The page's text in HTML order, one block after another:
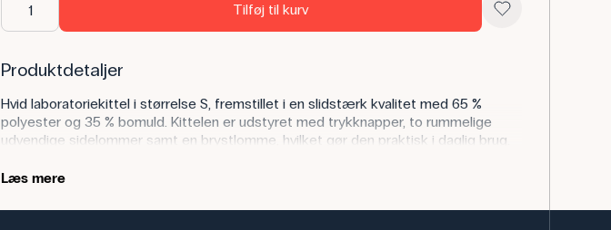
Tilføj til kurv
Produktdetaljer
Hvid laboratoriekittel i størrelse S, fremstillet i en slidstærk kvalitet med 65 %
polyester og 35 % bomuld. Kittelen er udstyret med trykknapper, to rummelige
udvendige sidelommer samt en brystlomme, hvilket gør den praktisk i daglig brug.
Modellen er relativt kort sammenlignet med klassiske kitler, hvilket giver større
Læs mere